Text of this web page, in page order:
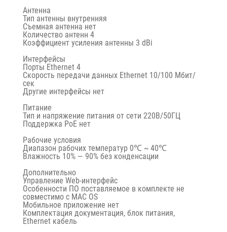
Антенна
Тип антенны внутренняя
Съемная антенна нет
Количество антенн 4
Коэффициент усиления антенны 3 dBi
Интерфейсы
Порты Ethernet 4
Скорость передачи данных Ethernet 10/100 Мбит/
сек
Другие интерфейсы нет
Питание
Тип и напряжение питания от сети 220В/50ГЦ
Поддержка PoE нет
Рабочие условия
Диапазон рабочих температур 0℃ ~ 40℃
Влажность 10% — 90% без конденсации
Дополнительно
Управление Web-интерфейс
Особенности ПО поставляемое в комплекте не
совместимо с MAC OS
Мобильное приложение нет
Комплектация документация, блок питания,
Ethernet кабель